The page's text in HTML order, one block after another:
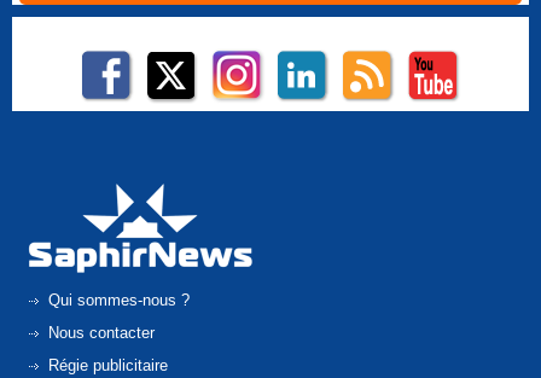
Qui sommes-nous ?
Nous contacter
Régie publicitaire